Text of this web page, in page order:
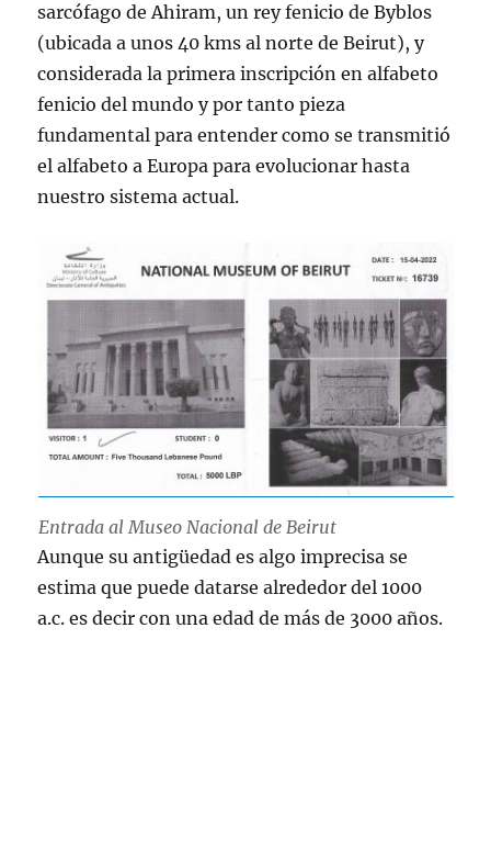
sarcófago de Ahiram, un rey fenicio de Byblos
(ubicada a unos 40 kms al norte de Beirut), y
considerada la primera inscripción en alfabeto
fenicio del mundo y por tanto pieza
fundamental para entender como se transmitió
el alfabeto a Europa para evolucionar hasta
nuestro sistema actual.
Entrada al Museo Nacional de Beirut
Aunque su antigüedad es algo imprecisa se
estima que puede datarse alrededor del 1000
a.c. es decir con una edad de más de 3000 años.